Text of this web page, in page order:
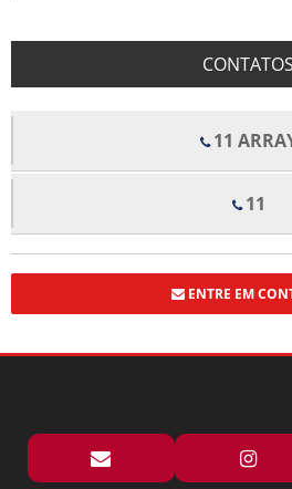
BENEFÍCIOS DOS FORROS DE FIBRA
QUALIDADE ACÚSTICA EM AMBIENTES
FUNCIONALIDADE PARA SEU BANHEIRO
BOX DE VIDRO ELEGANCE TRANSFORMA
BOX FLEX PARA BANHEIRO PREÇO E DICAS
BOX FLEX PARA BANHEIRO PREÇO:
CONTATOS
11
11
ENTRE EM